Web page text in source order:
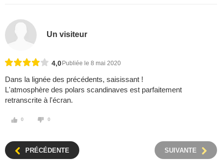
Un visiteur
4,0 Publiée le 8 mai 2020
Dans la lignée des précédents, saisissant !
L'atmosphère des polars scandinaves est parfaitement
retranscrite à l'écran.
0 0
PRÉCÉDENTE SUIVANTE